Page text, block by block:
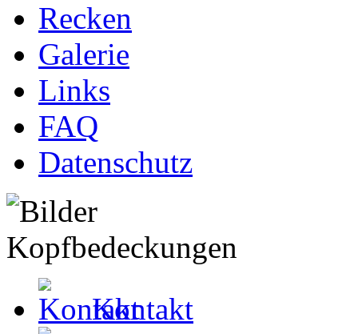
Recken
Galerie
Links
FAQ
Datenschutz
Kontakt